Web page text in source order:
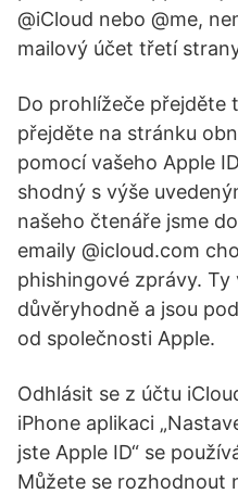
@iCloud nebo @me,
mailový účet třetí
Do prohlížeče přejděte
přejděte na stránku
pomocí vašeho Apple
shodný s výše
našeho čtenáře jsme
emaily @icloud.com
phishingové zprávy.
důvěryhodně a jsou
od společnosti Apple.
Odhlásit se z účtu
iPhone aplikaci
jste Apple ID“ se
Můžete se rozhodnout